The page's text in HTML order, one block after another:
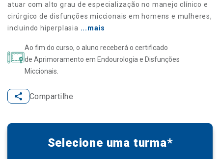
atuar com alto grau de especialização no manejo clínico e
cirúrgico de disfunções miccionais em homens e mulheres,
incluindo hiperplasia ...mais
Ao fim do curso, o aluno receberá o certificado
de Aprimoramento em Endourologia e Disfunções
Miccionais.
Compartilhe
Selecione uma turma*